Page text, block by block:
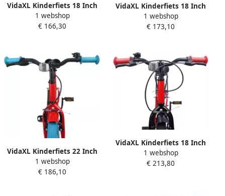
VidaXL Kinderfiets 18 Inch
voor 5-7 jaar oud Zwart
rood
1 webshop
€ 166,30
VidaXL Kinderfiets 18 Inch
voor 5-7 jaar oud Rood
1 webshop
€ 173,10
VidaXL Kinderfiets 22 Inch
voor 7-12 jaar oud Rood
1 webshop
€ 186,10
VidaXL Kinderfiets 18 Inch
voor 5-7 jaar oud Rood
1 webshop
€ 213,80